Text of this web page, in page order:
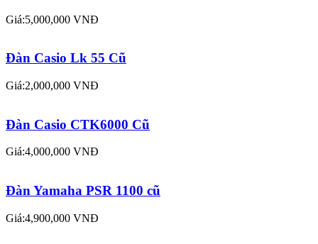
Giá:5,000,000 VNĐ
Đàn Casio Lk 55 Cũ
Giá:2,000,000 VNĐ
Đàn Casio CTK6000 Cũ
Giá:4,000,000 VNĐ
Đàn Yamaha PSR 1100 cũ
Giá:4,900,000 VNĐ